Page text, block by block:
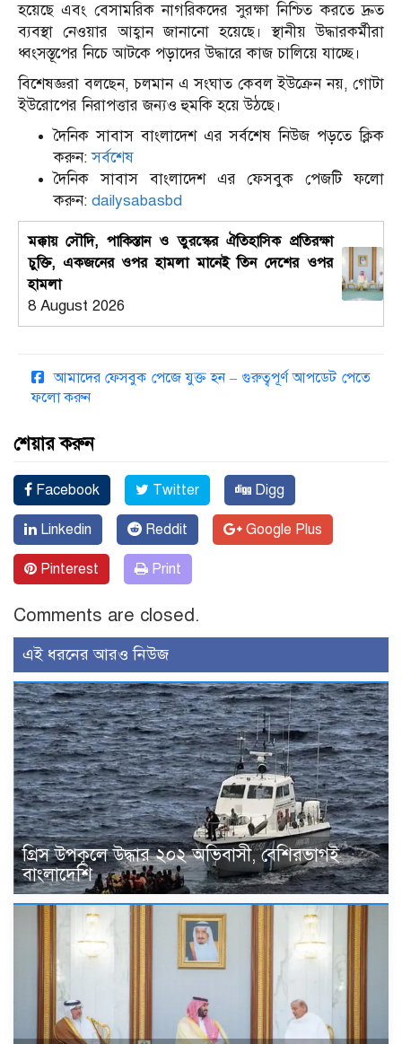
হয়েছে এবং বেসামরিক নাগরিকদের সুরক্ষা নিশ্চিত করতে দ্রুত
ব্যবস্থা নেওয়ার আহ্বান জানানো হয়েছে। স্থানীয় উদ্ধারকর্মীরা
ধ্বংসস্তূপের নিচে আটকে পড়াদের উদ্ধারে কাজ চালিয়ে যাচ্ছে।
বিশেষজ্ঞরা বলছেন, চলমান এ সংঘাত কেবল ইউক্রেন নয়, গোটা
ইউরোপের নিরাপত্তার জন্যও হুমকি হয়ে উঠছে।
দৈনিক সাবাস বাংলাদেশ এর সর্বশেষ নিউজ পড়তে ক্লিক
করুন:সর্বশেষ
দৈনিক সাবাস বাংলাদেশ এর ফেসবুক পেজটি ফলো
করুন: dailysabasbd
মক্কায় সৌদি, পাকিস্তান ও তুরস্কের ঐতিহাসিক প্রতিরক্ষা
চুক্তি, একজনের ওপর হামলা মানেই তিন দেশের ওপর
হামলা
8 August 2026
আমাদের ফেসবুক পেজে যুক্ত হন – গুরুত্বপূর্ণ আপডেট পেতে
ফলো করুন
শেয়ার করুন
Facebook Twitter Digg
Linkedin Reddit Google Plus
Pinterest Print
Comments are closed.
এই ধরনের আরও নিউজ
গ্রিস উপকূলে উদ্ধার ২০২ অভিবাসী, বেশিরভাগই
বাংলাদেশি